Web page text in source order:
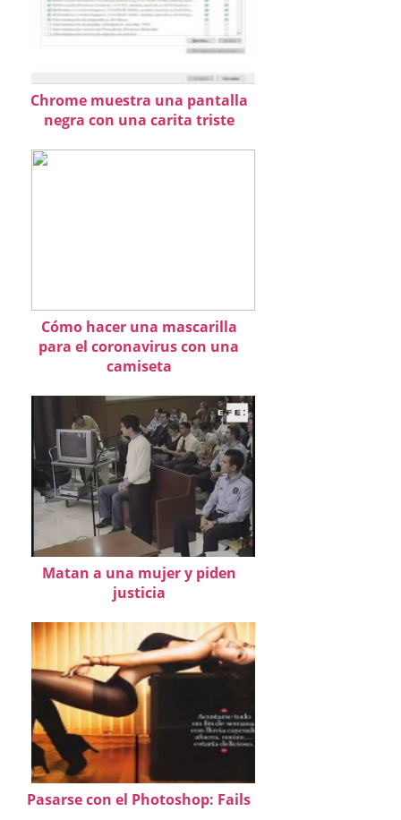
Chrome muestra una pantalla
negra con una carita triste
Cómo hacer una mascarilla
para el coronavirus con una
camiseta
Matan a una mujer y piden
justicia
Pasarse con el Photoshop: Fails